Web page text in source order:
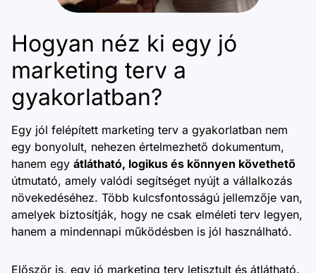
Hogyan néz ki egy jó
marketing terv a
gyakorlatban?
Egy jól felépített marketing terv a gyakorlatban nem
egy bonyolult, nehezen értelmezhető dokumentum,
hanem egy átlátható, logikus és könnyen követhető
útmutató, amely valódi segítséget nyújt a vállalkozás
növekedéséhez. Több kulcsfontosságú jellemzője van,
amelyek biztosítják, hogy ne csak elméleti terv legyen,
hanem a mindennapi működésben is jól használható.
Először is, egy jó marketing terv letisztult és átlátható.